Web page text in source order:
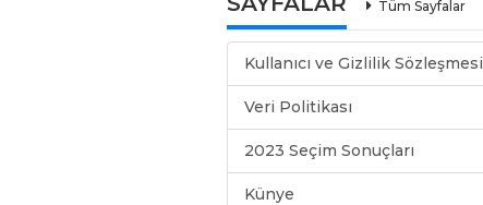
Tüm Sayfalar
Kullanıcı ve Gizlilik Sözleşmesi
Veri Politikası
2023 Seçim Sonuçları
Künye